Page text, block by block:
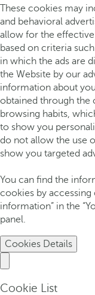
These cookies may
and behavioral
allow for the
based on criteria
in which the ads are
the Website by our
information about
obtained through the
browsing habits,
to show you
do not allow the use
show you targeted
You can find the
cookies by
information” in the
panel.
Cookies Details
Cookie List